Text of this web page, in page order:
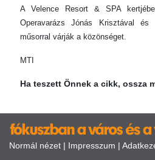
A Velence Resort & SPA
Operavarázs Jónás Krisztával és
műsorral várják a közönséget.
MTI
Ha teszett Önnek a cikk, ossza
Normál nézet | Impresszum |